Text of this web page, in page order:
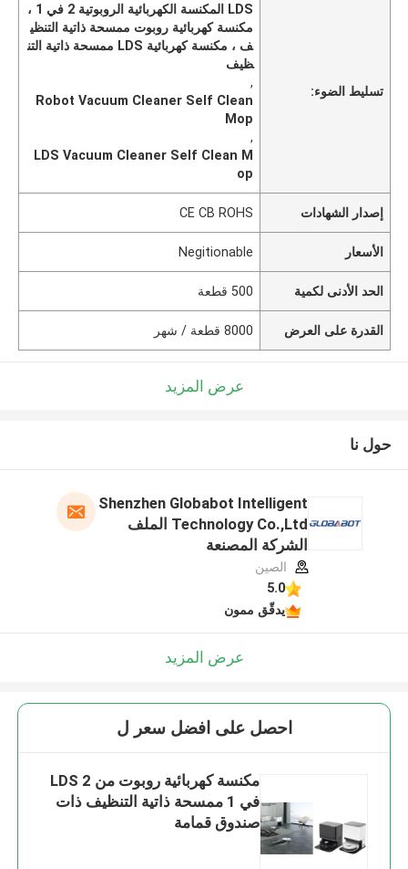
تسليط الضوء:
LDS المكنسة الكهربائية الروبوتية 2 في 1 ،
مكنسة كهربائية روبوت ممسحة ذاتية التنظي
ف ، مكنسة كهربائية LDS ممسحة ذاتية التن
ظيف
,
Robot Vacuum Cleaner Self Clean
Mop
,
LDS Vacuum Cleaner Self Clean M
op
إصدار الشهادات CE CB ROHS
الأسعار Negitionable
الحد الأدنى لكمية 500 قطعة
القدرة على العرض 8000 قطعة / شهر
عرض المزيد
حول نا
Shenzhen Globabot Intelligent
Technology Co.,Ltd الملف
الشركة المصنعة
الصين
5.0
يدقّق ممون
عرض المزيد
احصل على افضل سعر ل
مكنسة كهربائية روبوت من LDS 2
في 1 ممسحة ذاتية التنظيف ذات
صندوق قمامة